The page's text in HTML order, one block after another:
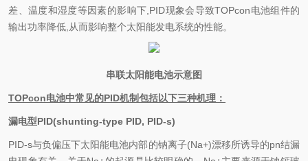
差、温度和湿度等因素的影响下,PID现象会导致TOPcon电池组件的
输出功率降低,从而影响整个太阳能发电系统的性能。
串联太阳能电池示意图
TOPcon电池中常见的PID机制包括以下三种机理：
漏电型PID(shunting-type PID, PID-s)
PID-s与负偏压下太阳能电池内部的钠离子(Na+)漂移所诱导的pn结漏